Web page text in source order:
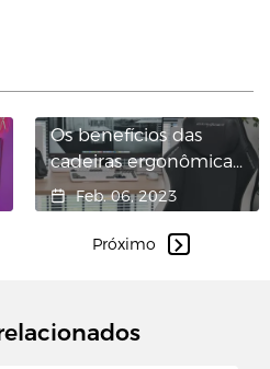
Os benefícios das
cadeiras ergonômicas
para jogos
Feb. 06, 2023
Próximo